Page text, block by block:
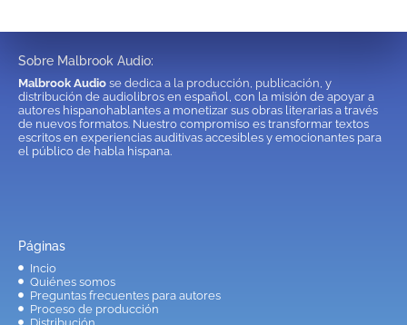
Sobre Malbrook Audio:
Malbrook Audio se dedica a la producción, publicación, y
distribución de audiolibros en español, con la misión de apoyar a
autores hispanohablantes a monetizar sus obras literarias a través
de nuevos formatos. Nuestro compromiso es transformar textos
escritos en experiencias auditivas accesibles y emocionantes para
el público de habla hispana.
Páginas
Incio
Quiénes somos
Preguntas frecuentes para autores
Proceso de producción